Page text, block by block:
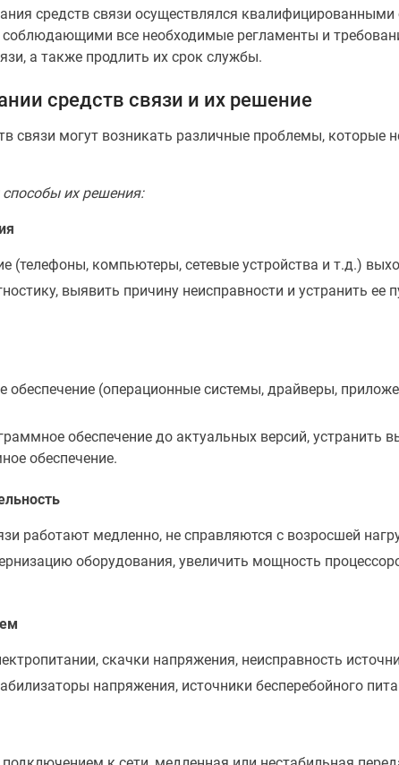
средств связи осуществлялся
соблюдающими все необходимые регламенты и
а также продлить их срок службы.
средств связи и их решение
связи могут возникать различные проблемы,
их решения:
(телефоны, компьютеры, сетевые устройства и т.д.)
выявить причину неисправности и устранить
(операционные системы, драйверы,
обеспечение до актуальных версий, устранить
обеспечение.
работают медленно, не справляются с возросшей
оборудования, увеличить мощность
скачки напряжения, неисправность
напряжения, источники бесперебойного